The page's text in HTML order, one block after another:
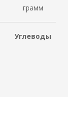
грамм
Углеводы